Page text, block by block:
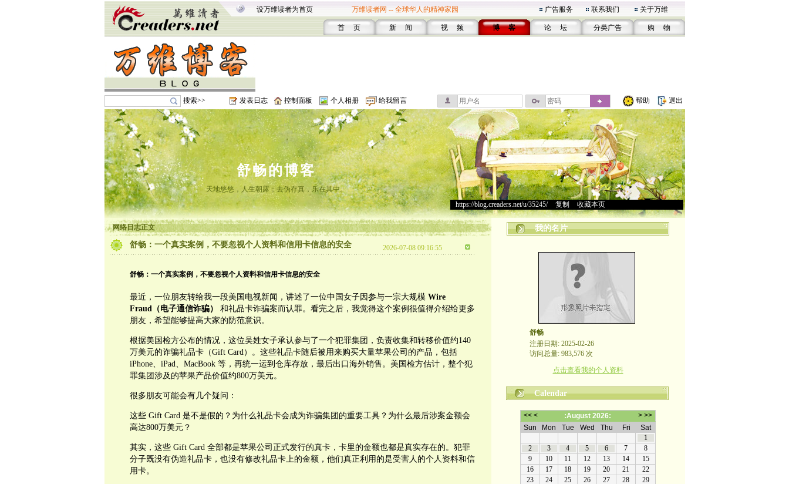
设万维读者为首页 万维读者网 -- 全球华人的精神家园 广告服务 联系我们 关于万维
首 页 新 闻 视 频 博 客 论 坛 分类广告 购 物
搜索>> 发表日志 控制面板 个人相册 给我留言 帮助 退出
舒畅的博客
天地悠悠，人生朝露；去伪存真，乐在其中。
https://blog.creaders.net/u/35245/> 复制 收藏本页
网络日志正文
舒畅：一个真实案例，不要忽视个人资料和信用卡信息的安全 2026-07-08 09:16:55
舒畅：一个真实案例，不要忽视个人资料和信用卡信息的安全
最近，一位朋友转给我一段美国电视新闻，讲述了一位中国女子因参与一宗大规模 Wire
Fraud（电子通信诈骗）
和礼品卡诈骗案而认罪。看完之后，我觉得这个案例很值得介绍给更多
朋友，希望能够提高大家的防范意识。
根据美国检方公布的情况，这位吴姓女子承认参与了一个犯罪集团，负责收集和转移价值约140
万美元的诈骗礼品卡（Gift Card）。这些礼品卡随后被用来购买大量苹果公司的产品，包括
iPhone、iPad、MacBook 等，再统一运到仓库存放，最后出口海外销售。美国检方估计，整个犯
罪集团涉及的苹果产品价值约800万美元。
很多朋友可能会有几个疑问：
这些 Gift Card 是不是假的？为什么礼品卡会成为诈骗集团的重要工具？为什么最后涉案金额会
高达800万美元？
其实，这些 Gift Card 全部都是苹果公司正式发行的真卡，卡里的金额也都是真实存在的。犯罪
分子既没有伪造礼品卡，也没有修改礼品卡上的金额，他们真正利用的是受害人的个人资料和信
用卡。
我的名片
舒畅
注册日期: 2025-02-26
访问总量: 983,576 次
点击查看我的个人资料
Calendar